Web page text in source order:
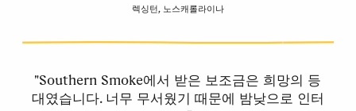
렉싱턴, 노스캐롤라이나
"Southern Smoke에서 받은 보조금은 희망의 등
대였습니다. 너무 무서웠기 때문에 밤낮으로 인터